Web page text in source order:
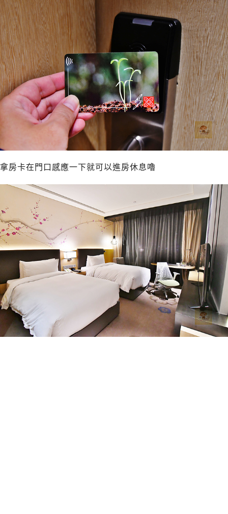
拿房卡在門口感應一下就可以進房休息嚕